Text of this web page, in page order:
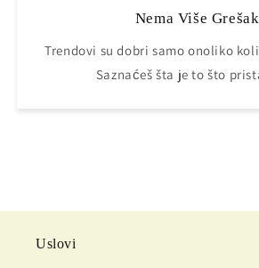
Nema Više
Trendovi su dobri samo onoliko
Saznaćeš šta je to što
Uslovi